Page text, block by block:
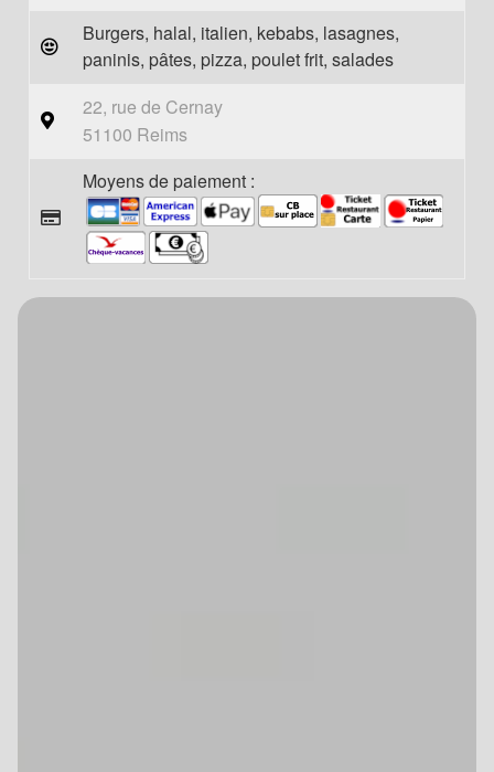
Burgers, halal, italien, kebabs, lasagnes,
paninis, pâtes, pizza, poulet frit, salades
22, rue de Cernay
51100 Reims
Moyens de paiement :